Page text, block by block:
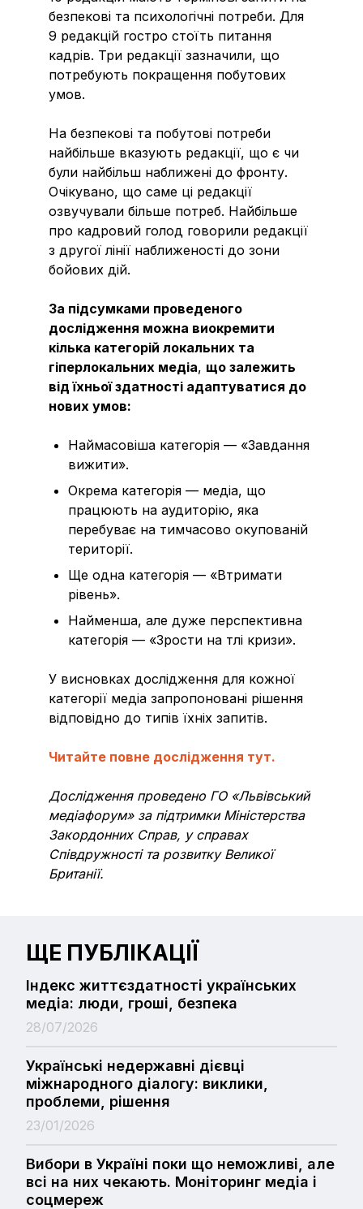
безпекові та психологічні потреби. Для
9 редакцій гостро стоїть питання
кадрів. Три редакції зазначили, що
потребують покращення побутових
умов.
На безпекові та побутові потреби
найбільше вказують редакції, що є чи
були найбільш наближені до фронту.
Очікувано, що саме ці редакції
озвучували більше потреб. Найбільше
про кадровий голод говорили редакції
з другої лінії наближеності до зони
бойових дій.
За підсумками проведеного
дослідження можна виокремити
кілька категорій локальних та
гіперлокальних медіа, що залежить
від їхньої здатності адаптуватися до
нових умов:
Наймасовіша категорія — «Завдання
вижити».
Окрема категорія — медіа, що
працюють на аудиторію, яка
перебуває на тимчасово окупованій
території.
Ще одна категорія — «Втримати
рівень».
Найменша, але дуже перспективна
категорія — «Зрости на тлі кризи».
У висновках дослідження для кожної
категорії медіа запропоновані рішення
відповідно до типів їхніх запитів.
Читайте повне дослідження тут.
Дослідження проведено ГО «Львівський
медіафорум» за підтримки Міністерства
Закордонних Справ, у справах
Співдружності та розвитку Великої
Британії.
ЩЕ ПУБЛІКАЦІЇ
Індекс життєздатності українських
медіа: люди, гроші, безпека
28/07/2026
Українські недержавні дієвці
міжнародного діалогу: виклики,
проблеми, рішення
23/01/2026
Вибори в Україні поки що неможливі, але
всі на них чекають. Моніторинг медіа і
соцмереж